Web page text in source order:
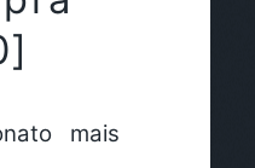
mais